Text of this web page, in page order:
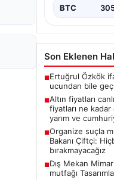
BTC
Son Eklenen
■Ertuğrul Özkök
ucundan bile
■Altın fiyatları
fiyatları ne
yarım ve
■Organize suçla
Bakanı Çiftçi:
bırakmayacağız
■Dış Mekan
mutfağı